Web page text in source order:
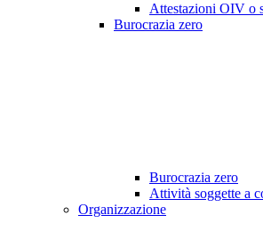
Attestazioni OIV o
Burocrazia zero
Burocrazia zero
Attività soggette a
Organizzazione